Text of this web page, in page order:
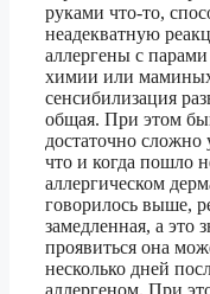
руками что-то,
неадекватную
аллергены с
химии или
сенсибилизация
общая. При этом
достаточно сложно
что и когда пошло
аллергическом
говорилось выше,
замедленная, а это
проявиться она
несколько дней